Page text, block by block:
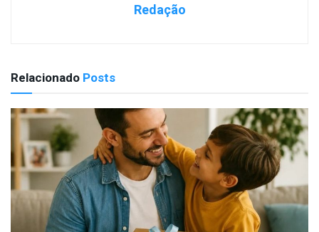
Redação
Relacionado Posts